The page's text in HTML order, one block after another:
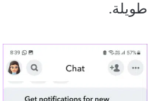
طويلة.